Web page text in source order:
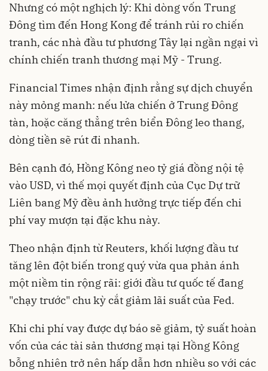
Nhưng có một nghịch lý: Khi dòng vốn Trung
Đông tìm đến Hong Kong để tránh rủi ro chiến
tranh, các nhà đầu tư phương Tây lại ngần ngại vì
chính chiến tranh thương mại Mỹ - Trung.
Financial Times nhận định rằng sự dịch chuyển
này mỏng manh: nếu lửa chiến ở Trung Đông
tàn, hoặc căng thẳng trên biển Đông leo thang,
dòng tiền sẽ rút đi nhanh.
Bên cạnh đó, Hồng Kông neo tỷ giá đồng nội tệ
vào USD, vì thế mọi quyết định của Cục Dự trữ
Liên bang Mỹ đều ảnh hưởng trực tiếp đến chi
phí vay mượn tại đặc khu này.
Theo nhận định từ Reuters, khối lượng đầu tư
tăng lên đột biến trong quý vừa qua phản ánh
một niềm tin rộng rãi: giới đầu tư quốc tế đang
"chạy trước" chu kỳ cắt giảm lãi suất của Fed.
Khi chi phí vay được dự báo sẽ giảm, tỷ suất hoàn
vốn của các tài sản thương mại tại Hồng Kông
bỗng nhiên trở nên hấp dẫn hơn nhiều so với các